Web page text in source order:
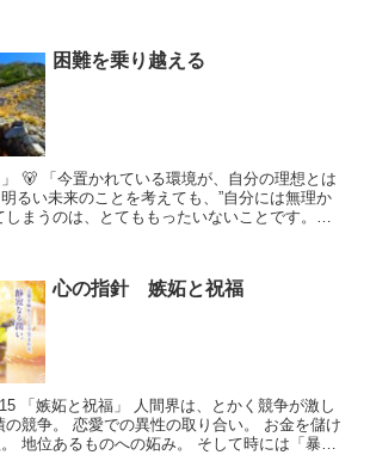
困難を乗り越える
想とは
るい未来のことを考えても、”自分には無理か
しまうのは、とてももったいないことです。そ
心の指針 嫉妬と祝福
「嫉妬と祝福」 人間界は、とかく競争が激し
の競争。 恋愛での異性の取り合い。 お金を儲け
地位あるものへの妬み。 そして時には「暴力